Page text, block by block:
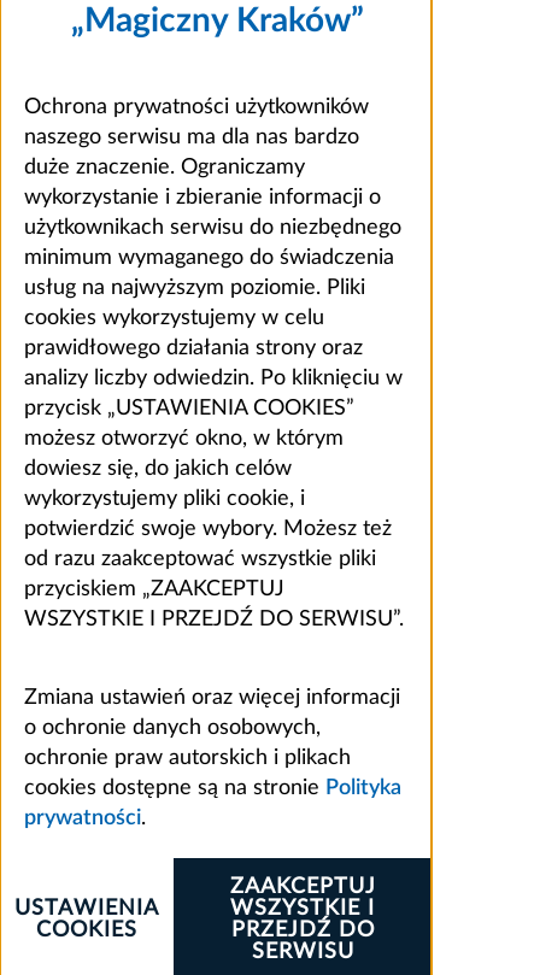
„Magiczny Kraków”
Ochrona prywatności użytkowników
naszego serwisu ma dla nas bardzo
duże znaczenie. Ograniczamy
wykorzystanie i zbieranie informacji o
użytkownikach serwisu do niezbędnego
minimum wymaganego do świadczenia
usług na najwyższym poziomie. Pliki
cookies wykorzystujemy w celu
prawidłowego działania strony oraz
analizy liczby odwiedzin. Po kliknięciu w
przycisk „USTAWIENIA COOKIES”
możesz otworzyć okno, w którym
dowiesz się, do jakich celów
wykorzystujemy pliki cookie, i
potwierdzić swoje wybory. Możesz też
od razu zaakceptować wszystkie pliki
przyciskiem „ZAAKCEPTUJ
WSZYSTKIE I PRZEJDŹ DO SERWISU”.
Zmiana ustawień oraz więcej informacji
o ochronie danych osobowych,
ochronie praw autorskich i plikach
cookies dostępne są na stronie Polityka
prywatności.
ZAAKCEPTUJ
WSZYSTKIE I
PRZEJDŹ DO
SERWISU
USTAWIENIA
COOKIES